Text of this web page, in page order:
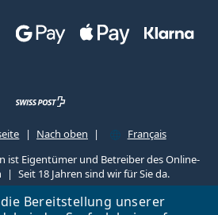
Bereitstellung unserer
Nach oben
Français
ist Eigentümer und Betreiber des Online-
Seit 18 Jahren sind wir für Sie da.